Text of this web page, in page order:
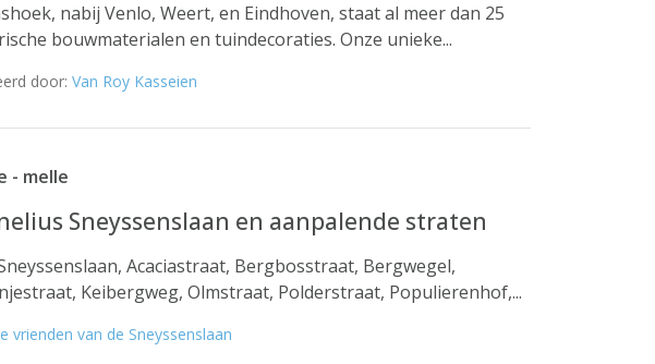
nabij Venlo, Weert, en Eindhoven, staat al meer dan 25
bouwmaterialen en tuindecoraties. Onze unieke...
door: Van Roy Kasseien
- melle
Sneyssenslaan en aanpalende straten
Acaciastraat, Bergbosstraat, Bergwegel,
Keibergweg, Olmstraat, Polderstraat, Populierenhof,...
vrienden van de Sneyssenslaan